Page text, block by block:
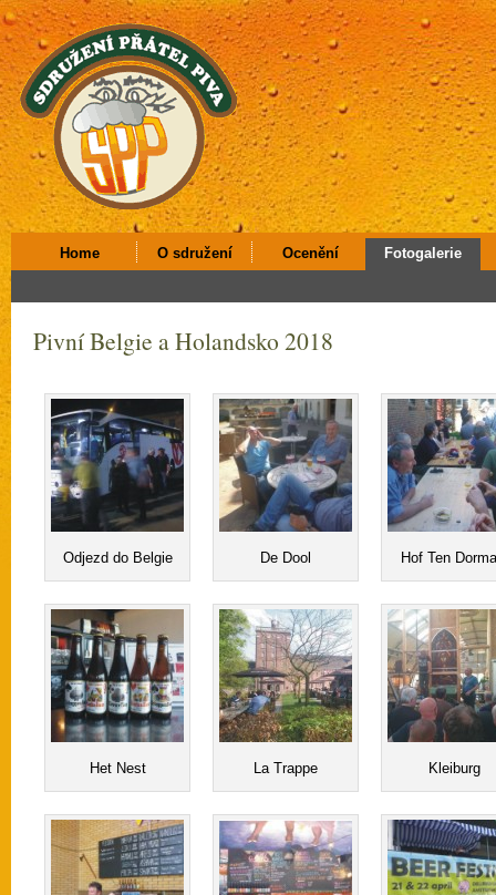
Home O sdružení Ocenění Fotogalerie
Pivní Belgie a Holandsko 2018
Odjezd do Belgie De Dool Hof Ten
Het Nest La Trappe Kleiburg